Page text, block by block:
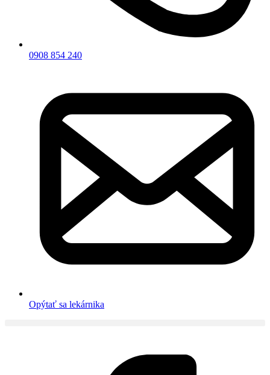
0908 854 240
Opýtať sa lekárnika